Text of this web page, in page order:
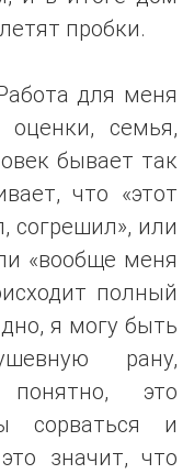
пробки.
для меня
семья,
бывает так
что «этот
согрешил», или
«вообще меня
полный
я могу быть
рану,
это
сорваться и
значит, что